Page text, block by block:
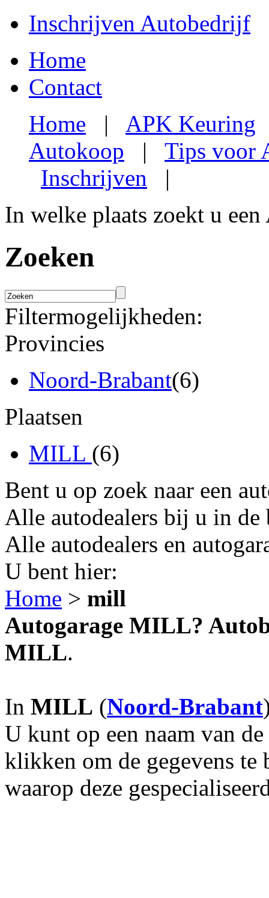
Inschrijven Autobedrijf
Home
Contact
Home | APK Keuring
Autokoop | Tips voor
Inschrijven |
In welke plaats zoekt u
Zoeken
Filtermogelijkheden:
Provincies
Noord-Brabant(6)
Plaatsen
MILL (6)
Bent u op zoek naar een
Alle autodealers bij u in
Alle autodealers en
U bent hier:
Home > mill
Autogarage MILL?
MILL.
In MILL (Noord-Brabant
U kunt op een naam van
klikken om de gegevens te
waarop deze